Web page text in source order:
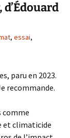
, d’Édouard
, essai,
paru en 2023.
recommande.
comme
et climaticide